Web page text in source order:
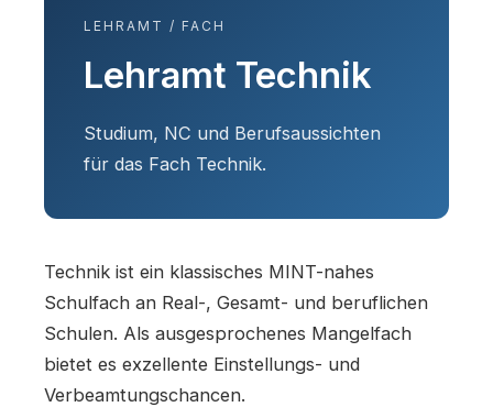
LEHRAMT / FACH
Lehramt Technik
Studium, NC und Berufsaussichten
für das Fach Technik.
Technik ist ein klassisches MINT-nahes
Schulfach an Real-, Gesamt- und beruflichen
Schulen. Als ausgesprochenes Mangelfach
bietet es exzellente Einstellungs- und
Verbeamtungschancen.